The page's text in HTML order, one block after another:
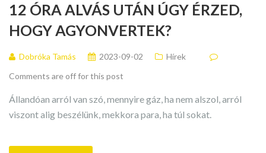
12 ÓRA ALVÁS UTÁN ÚGY ÉRZED,
HOGY AGYONVERTEK?
Dobróka Tamás 2023-09-02
Hírek
Comments are off for this post
Állandóan arról van szó, mennyire gáz, ha nem alszol, arról
viszont alig beszélünk, mekkora para, ha túl sokat.